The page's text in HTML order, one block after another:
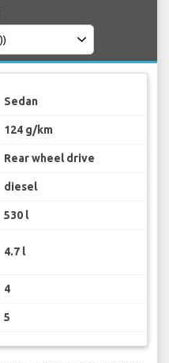
Sedan
124 g/km
Rear wheel drive
diesel
530 l
4.7 l
4
5